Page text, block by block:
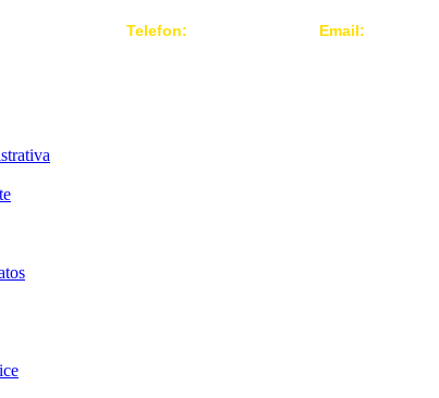
Telefon: Email: